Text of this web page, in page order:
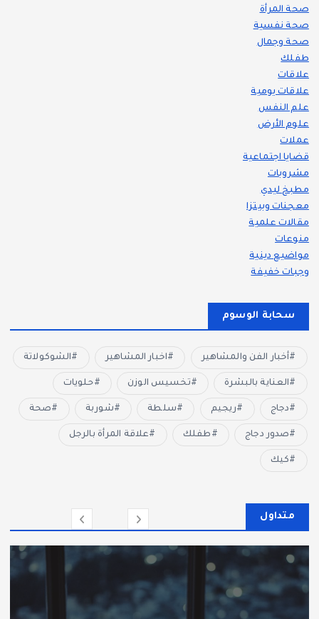
صحة المرأة
صحة نفسية
صحة وجمال
طفلك
علاقات
علاقات يومية
علم النفس
علوم الأرض
عملات
قضايا اجتماعية
مشروبات
مطبخ ليدي
معجنات وبيتزا
مقالات علمية
منوعات
مواضيع دينية
وجبات خفيفة
سحابة الوسوم
أخبار الفن والمشاهير اخبار المشاهير الشوكولاتة
العناية بالبشرة تخسيس الوزن حلويات
دجاج ريجيم سلطة شوربة صحة
صدور دجاج طفلك علاقة المرأة بالرجل
كيك
متداول